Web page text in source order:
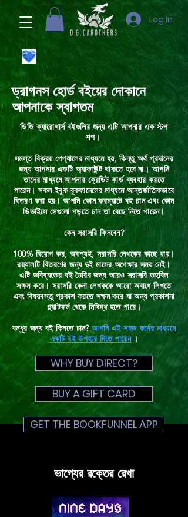
Log In
ড্রাগনস হোর্ড বইয়ের দোকানে
আপনাকে স্বাগতম
ডিজি ক্যারোথার্স বইগুলির জন্য এটি আপনার এক স্টপ
শপ।
সমস্ত বিক্রয় পেপ্যালের মাধ্যমে হয়, কিন্তু অর্থ প্রদানের
জন্য আপনার একটি অ্যাকাউন্ট থাকতে হবে না। আপনি
তাদের মাধ্যমে আপনার ক্রেডিট কার্ড ব্যবহার করতে
পারেন। সকল ইবুক বুকফানেলের মাধ্যমে আন্তর্জাতিকভাবে
বিতরণ করা হয়। আপনি কোন ফরম্যাটে বই চান এবং কোন
ডিভাইসে সেগুলো পড়তে চান তা বেছে নিতে পারেন।
কেন সরাসরি কিনবেন?
100% বিয়োগ কর, অবশ্যই, সরাসরি লেখকের কাছে যায়।
রয়্যালটি বিতরণের জন্য দুই মাসের অপেক্ষার সময় নেই।
এটি ভবিষ্যতের বই তৈরির জন্য আরও সরাসরি তহবিল
সক্ষম করে। সরাসরি কেনা লেখককে আরো অবাধে লিখতে
এবং বিষয়বস্তু প্রকাশ করতে সক্ষম করে যা অন্য প্রকাশনা
প্ল্যাটফর্ম থেকে নিষিদ্ধ হতে পারে।
বন্ধুর জন্য বই কিনতে চান? আপনি এই সহজ ফর্মের মাধ্যমে
একটি বই উপহার দিতে পারেন ।
WHY BUY DIRECT?
BUY A GIFT CARD
GET THE BOOKFUNNEL APP
ভাগ্যের রক্তের রেখা